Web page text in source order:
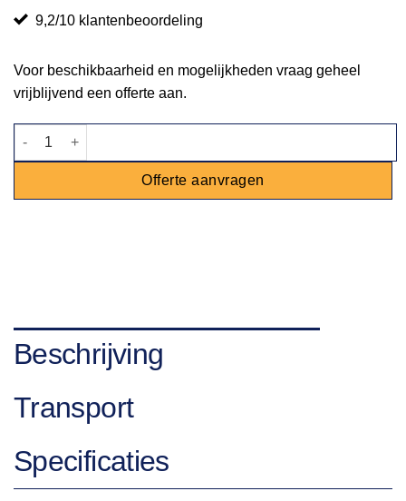
9,2/10 klantenbeoordeling
Voor beschikbaarheid en mogelijkheden vraag geheel
vrijblijvend een offerte aan.
Stoel Lou geel aantal
Offerte aanvragen
Beschrijving
Transport
Specificaties